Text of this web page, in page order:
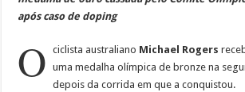
após caso de doping
O ciclista australiano Michael Rogers
uma medalha olímpica de bronze na
depois da corrida em que a conquistou.